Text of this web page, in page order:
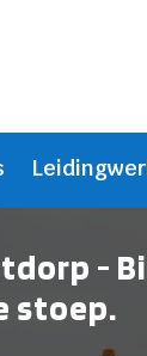
-
stoep.